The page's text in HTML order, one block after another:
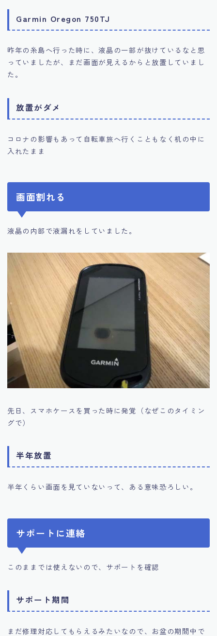
Garmin Oregon 750TJ
昨年の糸島へ行った時に、液晶の一部が抜けているなと思
っていましたが、まだ画面が見えるからと放置していまし
た。
放置がダメ
コロナの影響もあって自転車旅へ行くこともなく机の中に
入れたまま
画面割れる
液晶の内部で液漏れをしていました。
先日、スマホケースを買った時に発覚（なぜこのタイミン
グで）
半年放置
半年くらい画面を見ていないって、ある意味恐ろしい。
サポートに連絡
このままでは使えないので、サポートを確認
サポート期間
まだ修理対応してもらえるみたいなので、お盆の期間中で